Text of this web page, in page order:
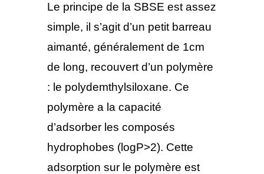
Le principe de la SBSE est assez
simple, il s’agit d’un petit barreau
aimanté, généralement de 1cm
de long, recouvert d’un polymère
: le polydemthylsiloxane. Ce
polymère a la capacité
d’adsorber les composés
hydrophobes (logP>2). Cette
adsorption sur le polymère est